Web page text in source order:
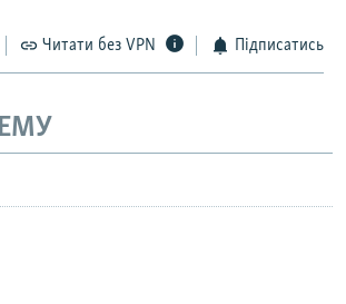
Читати без VPN Підписатись